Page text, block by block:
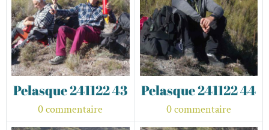
Pelasque 241122 43
0 commentaire
Pelasque 241122 44
0 commentaire